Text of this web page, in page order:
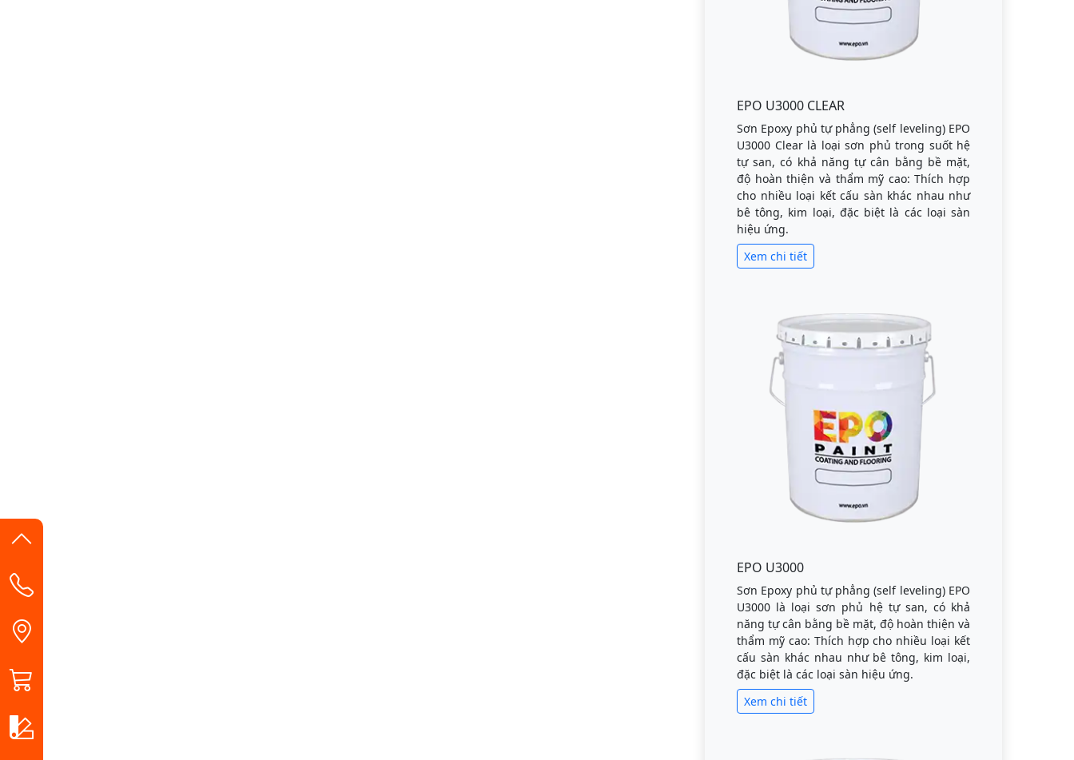
EPO U3000 CLEAR
Sơn Epoxy phủ tự phẳng (self leveling) EPO
U3000 Clear là loại sơn phủ trong suốt hệ
tự san, có khả năng tự cân bằng bề mặt,
độ hoàn thiện và thẩm mỹ cao: Thích hợp
cho nhiều loại kết cấu sàn khác nhau như
bê tông, kim loại, đặc biệt là các loại sàn
hiệu ứng.
Xem chi tiết
EPO U3000
Sơn Epoxy phủ tự phẳng (self leveling) EPO
U3000 là loại sơn phủ hệ tự san, có khả
năng tự cân bằng bề mặt, độ hoàn thiện và
thẩm mỹ cao: Thích hợp cho nhiều loại kết
cấu sàn khác nhau như bê tông, kim loại,
đặc biệt là các loại sàn hiệu ứng.
Xem chi tiết